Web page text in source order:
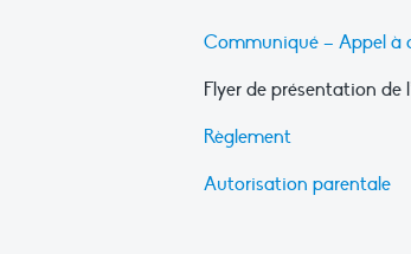
Communiqué – Appel à
Flyer de présentation de
Règlement
Autorisation parentale